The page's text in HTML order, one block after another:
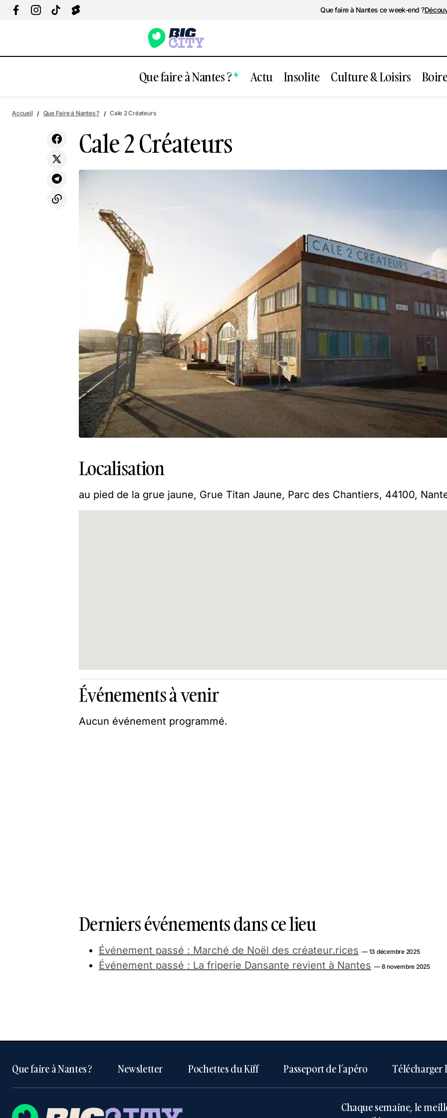
Que faire à Nantes ce week-end ?
Que faire à Nantes ? Actu Insolite Culture & Loisirs
AERoFAB Taproom Nantes
Accueil Que Faire à Nantes ? Cale 2 Créateurs
Cale 2 Créateurs
Localisation
au pied de la grue jaune, Grue Titan Jaune, Parc des Chantiers, 44100,
Événements à venir
Aucun événement programmé.
Derniers événements dans ce lieu
Événement passé : Marché de Noël des créateur.rices — 13 décembre 2025
Événement passé : La friperie Dansante revient à Nantes — 8 novembre 2025
Que faire à Nantes ? Newsletter Pochettes du Kiff Passeport de l’apéro Télécharger
Chaque semaine, le